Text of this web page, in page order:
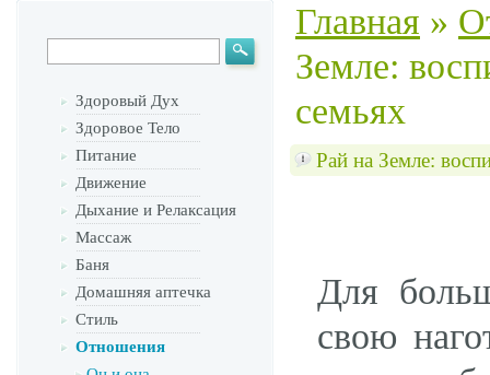
Здоровый Дух
Здоровое Тело
Питание
Движение
Дыхание и Релаксация
Массаж
Баня
Домашняя аптечка
Стиль
Отношения
Главная »
Земле:
семьях
Рай на Земле:
Для
свою